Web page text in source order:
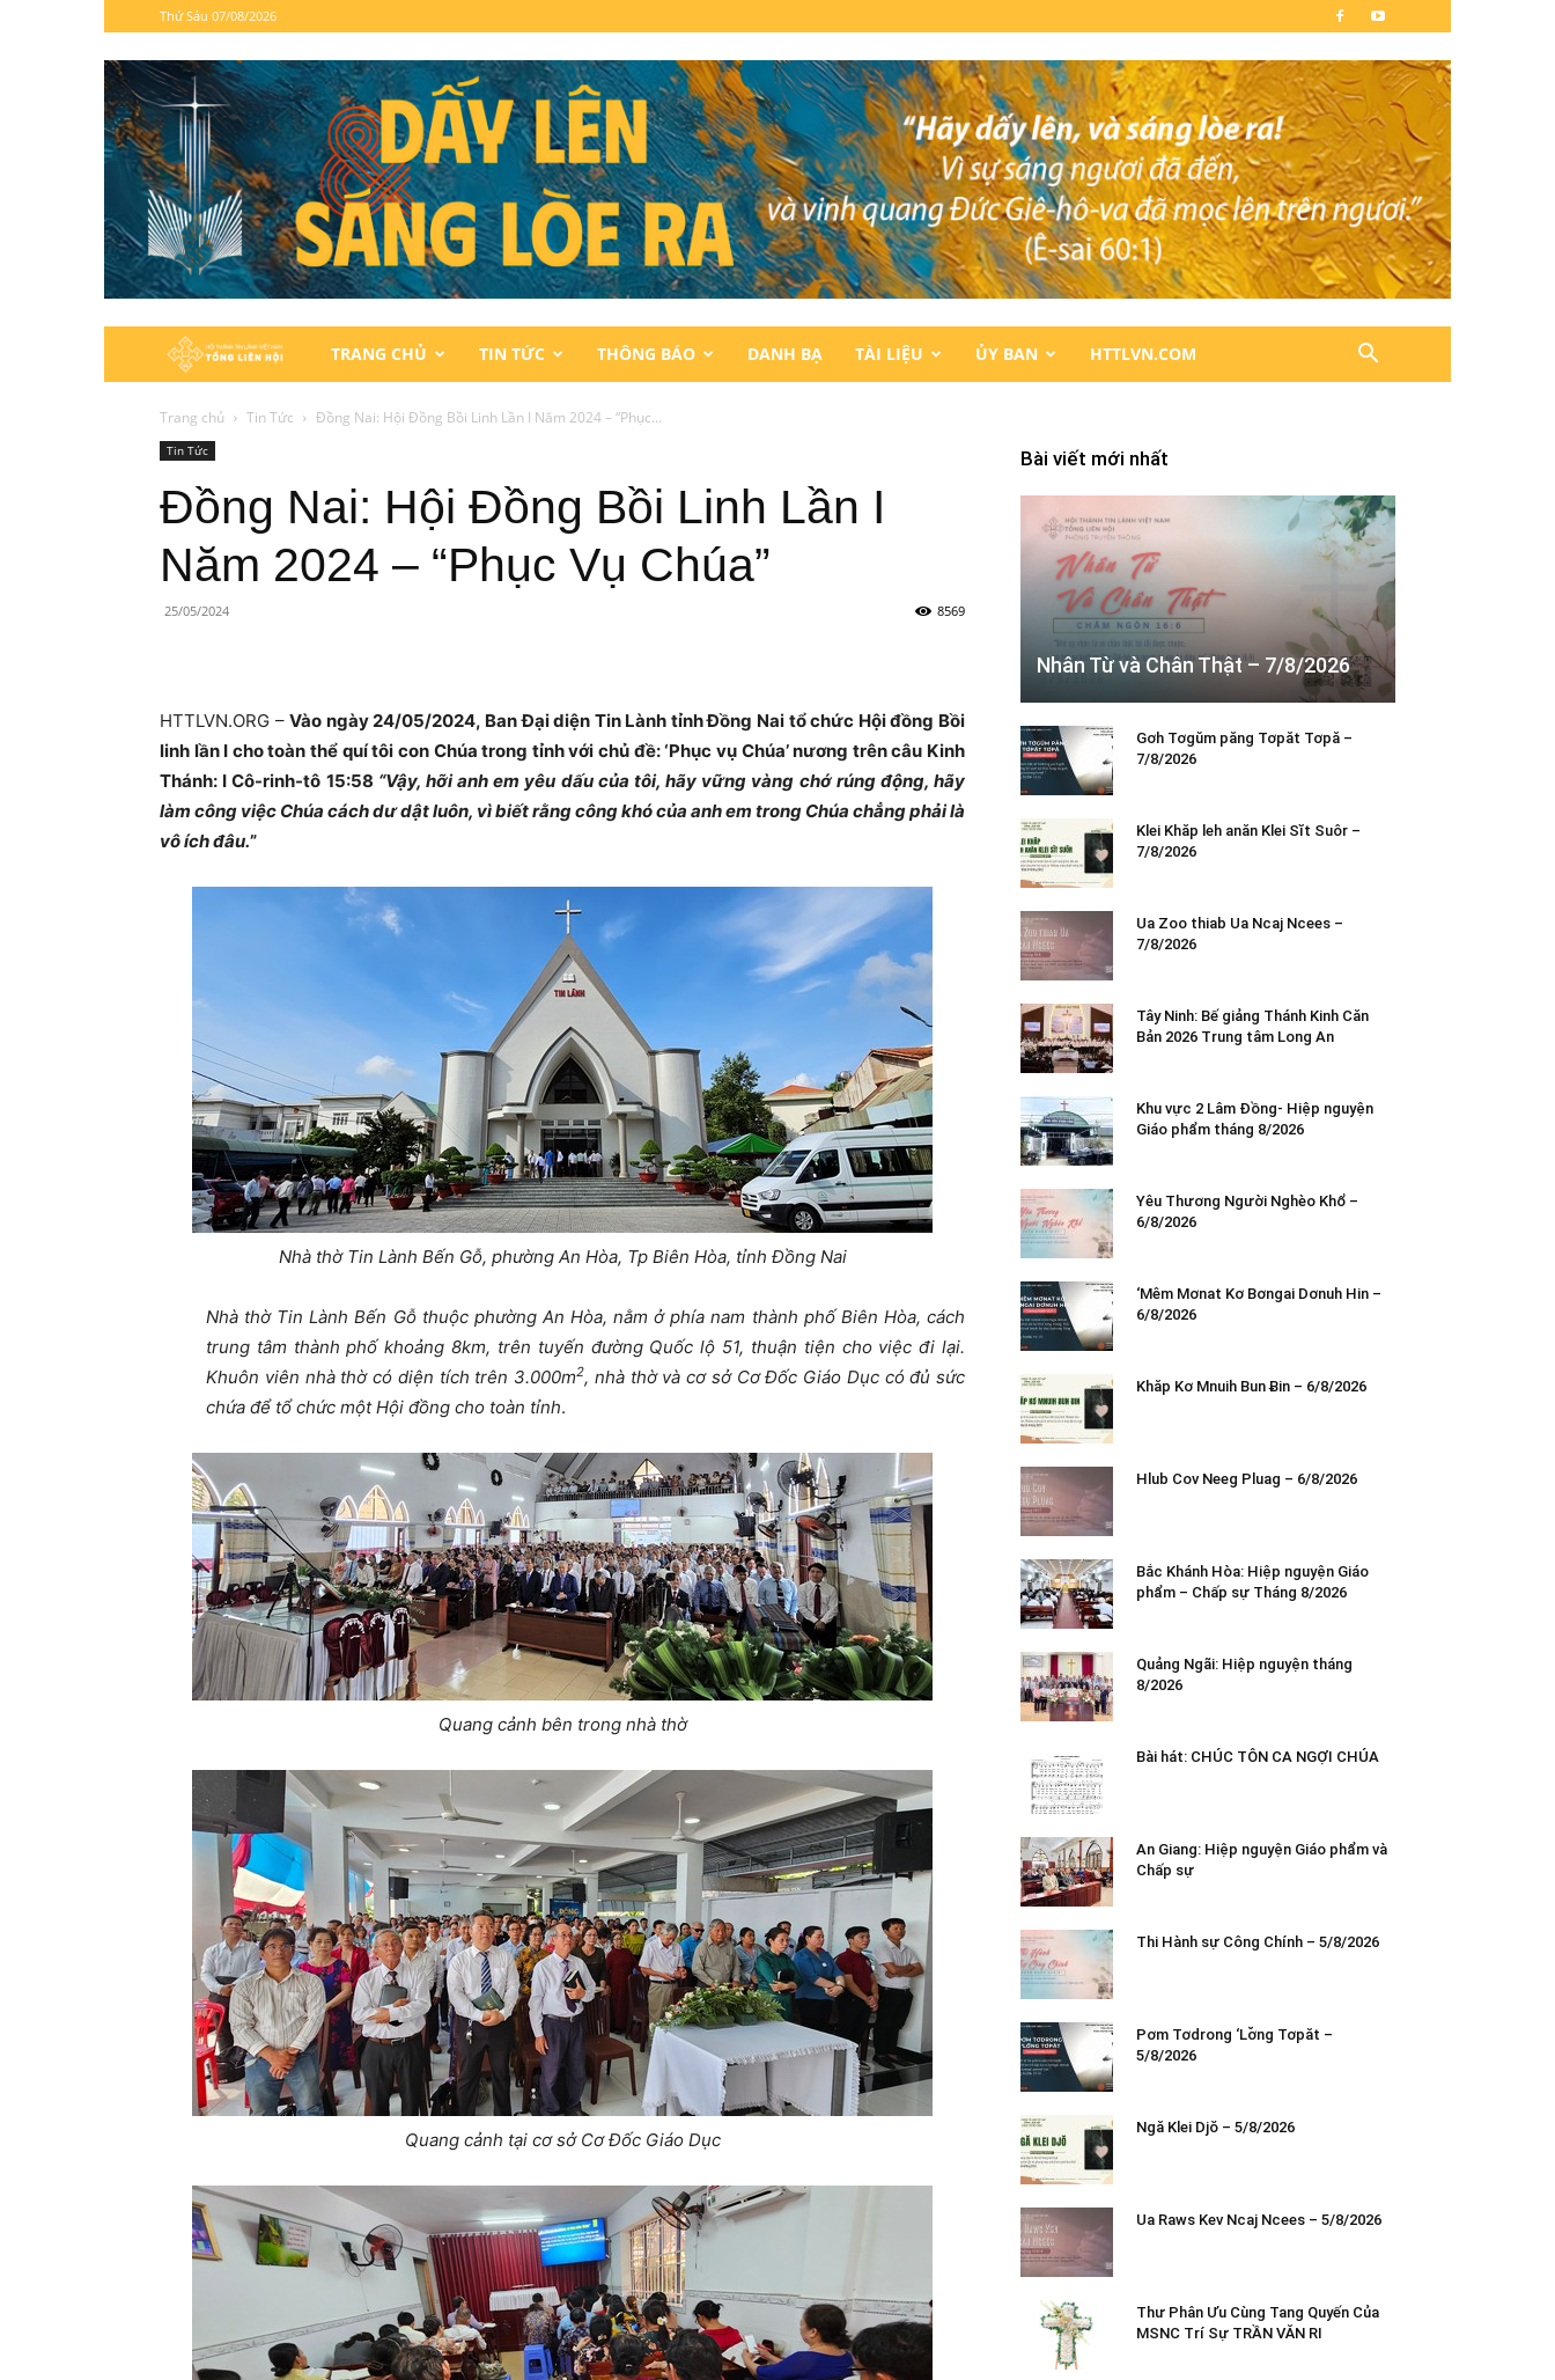
Thứ Sáu 07/08/2026
Hội
Thánh
Lành
Việt
TRANG CHỦ TIN TỨC THÔNG BÁO DANH BẠ TÀI LIỆU ỦY BAN HTTLVN.COM
Trang chủ Tin Tức Đồng Nai: Hội Đồng Bồi Linh Lần I Năm 2024 – “Phục...
Tin Tức
Đồng Nai: Hội Đồng Bồi Linh Lần I
Năm 2024 – “Phục Vụ Chúa”
25/05/2024 8569
HTTLVN.ORG –Vào ngày 24/05/2024, Ban Đại diện Tin Lành tỉnh Đồng Nai tổ chức Hội đồng Bồi
linh lần I cho toàn thể quí tôi con Chúa trong tỉnh với chủ đề: ‘Phục vụ Chúa’ nương trên câu Kinh
Thánh: I Cô-rinh-tô 15:58 “Vậy, hỡi anh em yêu dấu của tôi, hãy vững vàng chớ rúng động, hãy
làm công việc Chúa cách dư dật luôn, vì biết rằng công khó của anh em trong Chúa chẳng phải là
vô ích đâu.”
Nhà thờ Tin Lành Bến Gỗ, phường An Hòa, Tp Biên Hòa, tỉnh Đồng Nai
Nhà thờ Tin Lành Bến Gỗ thuộc phường An Hòa, nằm ở phía nam thành phố Biên Hòa, cách
trung tâm thành phố khoảng 8km, trên tuyến đường Quốc lộ 51, thuận tiện cho việc đi lại.
Khuôn viên nhà thờ có diện tích trên 3.000m2, nhà thờ và cơ sở Cơ Đốc Giáo Dục có đủ sức
chứa để tổ chức một Hội đồng cho toàn tỉnh.
Quang cảnh bên trong nhà thờ
Quang cảnh tại cơ sở Cơ Đốc Giáo Dục
Bài viết mới nhất
Nhân Từ và Chân Thật – 7/8/2026
Gơh Tơgŭm păng Tơpăt Tơpă –
7/8/2026
Klei Khăp leh anăn Klei Sĭt Suôr –
7/8/2026
Ua Zoo thiab Ua Ncaj Ncees –
7/8/2026
Tây Ninh: Bế giảng Thánh Kinh Căn
Bản 2026 Trung tâm Long An
Khu vực 2 Lâm Đồng- Hiệp nguyện
Giáo phẩm tháng 8/2026
Yêu Thương Người Nghèo Khổ –
6/8/2026
‘Mêm Mơnat Kơ Bơngai Dơnuh Hin –
6/8/2026
Khăp Kơ Mnuih Bun Ƀin – 6/8/2026
Hlub Cov Neeg Pluag – 6/8/2026
Bắc Khánh Hòa: Hiệp nguyện Giáo
phẩm – Chấp sự Tháng 8/2026
Quảng Ngãi: Hiệp nguyện tháng
8/2026
Bài hát: CHÚC TÔN CA NGỢI CHÚA
An Giang: Hiệp nguyện Giáo phẩm và
Chấp sự
Thi Hành sự Công Chính – 5/8/2026
Pơm Tơdrong ‘Lơ̆ng Tơpăt –
5/8/2026
Ngă Klei Djŏ – 5/8/2026
Ua Raws Kev Ncaj Ncees – 5/8/2026
Thư Phân Ưu Cùng Tang Quyến Của
MSNC Trí Sự TRẦN VĂN RI